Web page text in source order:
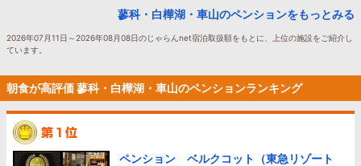
蓼科・白樺湖・車山のペンションをもっとみる
2026年07月11日～2026年08月08日のじゃらんnet宿泊取扱額をもとに、上位の施設をご紹介し
ています。
朝食が高評価 蓼科・白樺湖・車山のペンションランキング
ペンション ベルクコット（東急リゾート